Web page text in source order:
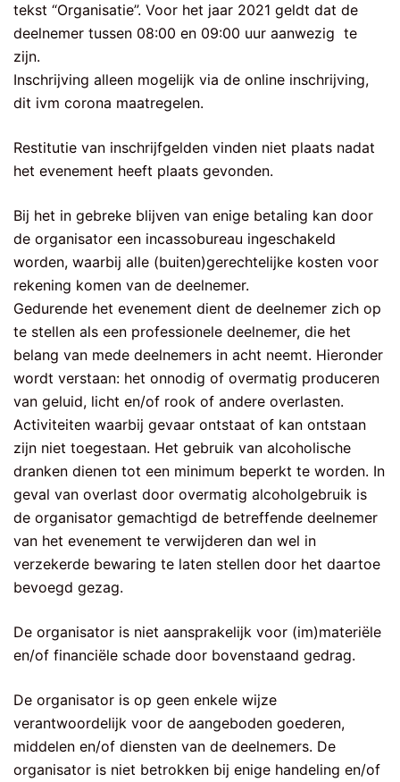
tekst “Organisatie”. Voor het jaar 2021 geldt dat de
deelnemer tussen 08:00 en 09:00 uur aanwezig te
zijn.
Inschrijving alleen mogelijk via de online inschrijving,
dit ivm corona maatregelen.
Restitutie van inschrijfgelden vinden niet plaats nadat
het evenement heeft plaats gevonden.
Bij het in gebreke blijven van enige betaling kan door
de organisator een incassobureau ingeschakeld
worden, waarbij alle (buiten)gerechtelijke kosten voor
rekening komen van de deelnemer.
Gedurende het evenement dient de deelnemer zich op
te stellen als een professionele deelnemer, die het
belang van mede deelnemers in acht neemt. Hieronder
wordt verstaan: het onnodig of overmatig produceren
van geluid, licht en/of rook of andere overlasten.
Activiteiten waarbij gevaar ontstaat of kan ontstaan
zijn niet toegestaan. Het gebruik van alcoholische
dranken dienen tot een minimum beperkt te worden. In
geval van overlast door overmatig alcoholgebruik is
de organisator gemachtigd de betreffende deelnemer
van het evenement te verwijderen dan wel in
verzekerde bewaring te laten stellen door het daartoe
bevoegd gezag.
De organisator is niet aansprakelijk voor (im)materiële
en/of financiële schade door bovenstaand gedrag.
De organisator is op geen enkele wijze
verantwoordelijk voor de aangeboden goederen,
middelen en/of diensten van de deelnemers. De
organisator is niet betrokken bij enige handeling en/of